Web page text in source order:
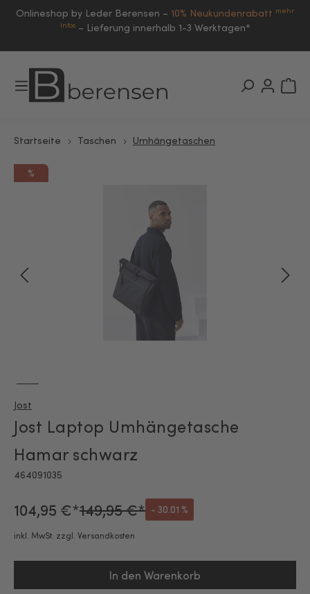
Onlineshop by Leder Berensen – 10% Neukundenrabatt mehr
Infos – Lieferung innerhalb 1-3 Werktagen*
Startseite Taschen Umhängetaschen
%
Jost
Jost Laptop Umhängetasche
Hamar schwarz
464091035
104,95 €*149,95 €* - 30.01 %
inkl. MwSt. zzgl. Versandkosten
In den Warenkorb